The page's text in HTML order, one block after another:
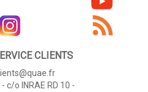
CLIENTS
c/o INRAE RD 10 -